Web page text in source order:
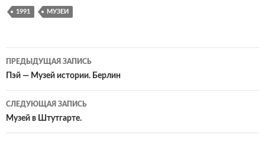
1991 МУЗЕИ
Навигация
по
записям
ПРЕДЫДУЩАЯ ЗАПИСЬ
Пэй — Музей истории. Берлин
СЛЕДУЮЩАЯ ЗАПИСЬ
Музей в Штутгарте.